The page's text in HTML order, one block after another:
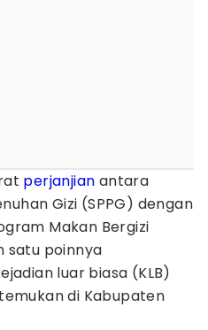
perjanjian antara
Gizi (SPPG) dengan
Makan Bergizi
satu poinnya
luar biasa (KLB)
di Kabupaten